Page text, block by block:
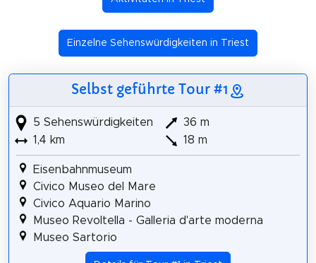
Einzelne Sehenswürdigkeiten in Triest
Selbst geführte Tour #1
5 Sehenswürdigkeiten
1,4 km
36 m
18 m
Eisenbahnmuseum
Civico Museo del Mare
Civico Aquario Marino
Museo Revoltella - Galleria d'arte moderna
Museo Sartorio